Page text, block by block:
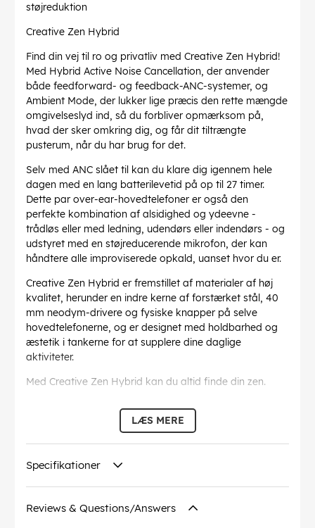
støjreduktion
Creative Zen Hybrid
Find din vej til ro og privatliv med Creative Zen Hybrid!
Med Hybrid Active Noise Cancellation, der anvender
både feedforward- og feedback-ANC-systemer, og
Ambient Mode, der lukker lige præcis den rette mængde
omgivelseslyd ind, så du forbliver opmærksom på,
hvad der sker omkring dig, og får dit tiltrængte
pusterum, når du har brug for det.
Selv med ANC slået til kan du klare dig igennem hele
dagen med en lang batterilevetid på op til 27 timer.
Dette par over-ear-hovedtelefoner er også den
perfekte kombination af alsidighed og ydeevne -
trådløs eller med ledning, udendørs eller indendørs - og
udstyret med en støjreducerende mikrofon, der kan
håndtere alle improviserede opkald, uanset hvor du er.
Creative Zen Hybrid er fremstillet af materialer af høj
kvalitet, herunder en indre kerne af forstærket stål, 40
mm neodym-drivere og fysiske knapper på selve
hovedtelefonerne, og er designet med holdbarhed og
æstetik i tankerne for at supplere dine daglige
aktiviteter.
Med Creative Zen Hybrid kan du altid finde din zen.
HYBRID ANC OG AMBIENT MODE -Fjerner op til 95 % af
den omgivende støj med Hybrid Active Noise
Cancellation, en kombineret teknologi med
alt 4 mikrofoner, der arbejder sammen om at opfange
luk lyd udefra ind for at være mere opmærksom på dine
LÆS MERE
Specifikationer
Reviews & Questions/Answers